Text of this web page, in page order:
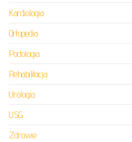
Kardiologia
Ortopedia
Podologia
Rehabilitacja
Urologia
USG
Zdrowie